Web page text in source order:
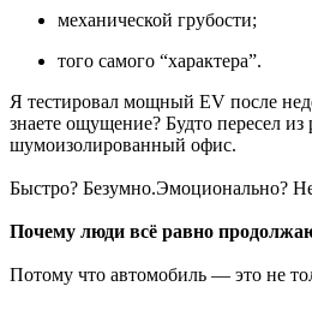
механической грубости;
того самого “характера”.
Я тестировал мощный EV после
знаете ощущение? Будто пересел из
шумоизолированный офис.
Быстро? Безумно.Эмоционально? Не
Почему люди всё равно
Потому что автомобиль — это не